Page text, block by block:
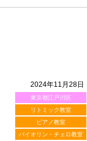
2024年11月28日
東京都江戸川区
リトミック教室
ピアノ教室
バイオリン・チェロ教室